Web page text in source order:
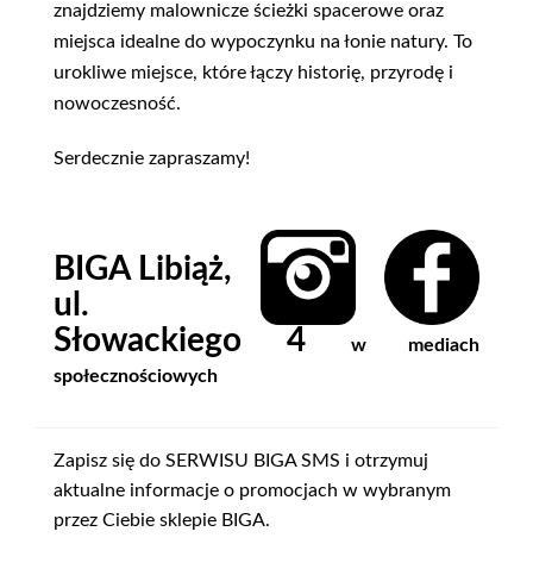
znajdziemy malownicze ścieżki spacerowe oraz
miejsca idealne do wypoczynku na łonie natury. To
urokliwe miejsce, które łączy historię, przyrodę i
nowoczesność.
Serdecznie zapraszamy!
BIGA Libiąż,
ul.
Słowackiego 4
w mediach
społecznościowych
Zapisz się do SERWISU BIGA SMS i otrzymuj
aktualne informacje o promocjach w wybranym
przez Ciebie sklepie BIGA.